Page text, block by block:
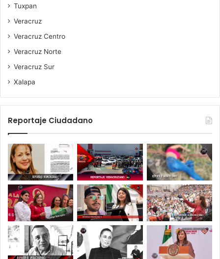
Tuxpan
Veracruz
Veracruz Centro
Veracruz Norte
Veracruz Sur
Xalapa
Reportaje Ciudadano